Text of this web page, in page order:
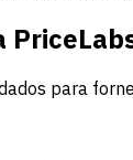
para